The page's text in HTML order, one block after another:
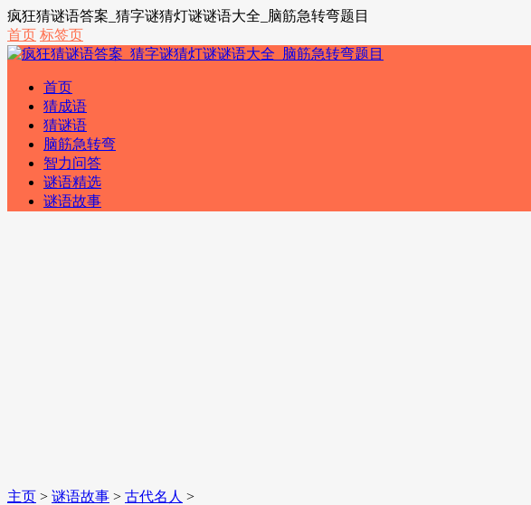
疯狂猜谜语答案_猜字谜猜灯谜谜语大全_脑筋急转弯题目
首页 标签页
首页
猜成语
猜谜语
脑筋急转弯
智力问答
谜语精选
谜语故事
主页 > 谜语故事 > 古代名人 >